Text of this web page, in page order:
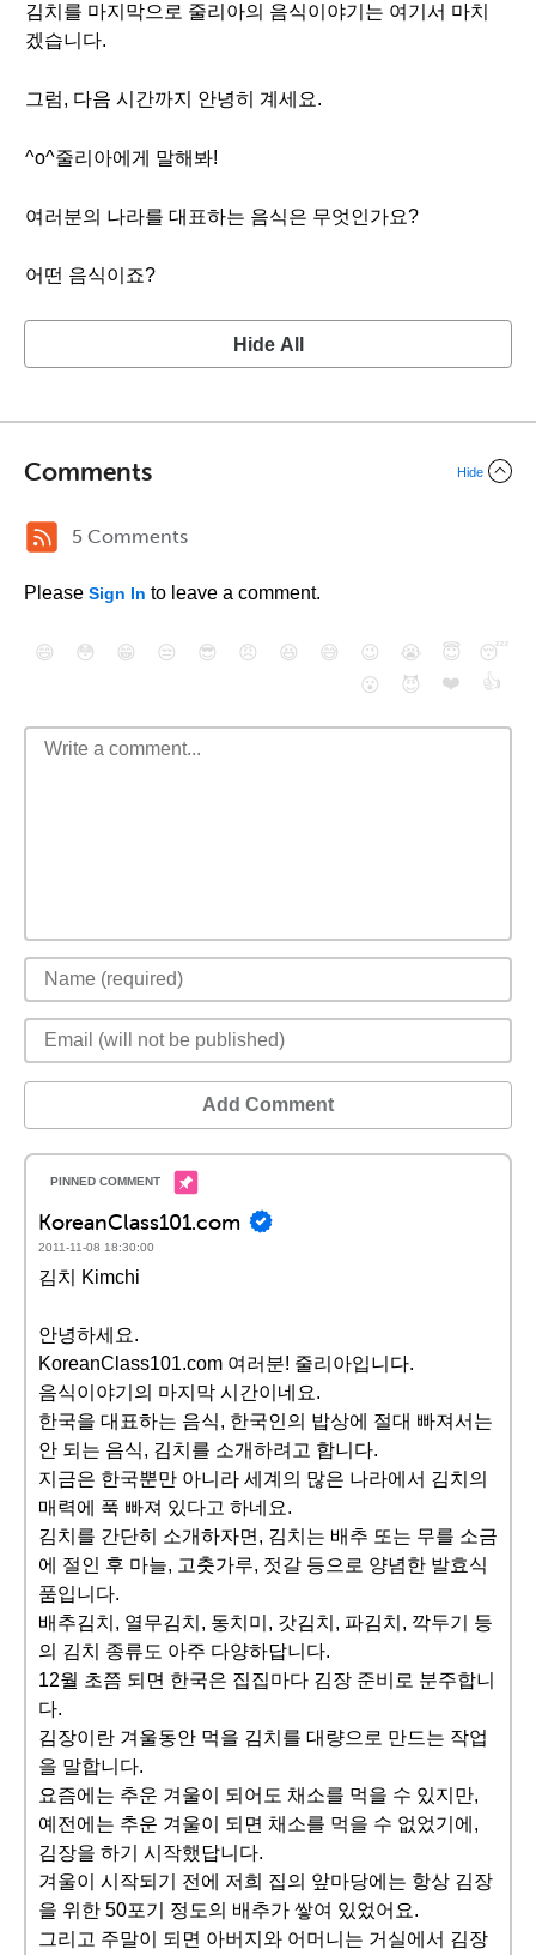
김치를 마지막으로 줄리아의 음식이야기는 여기서 마치
겠습니다.
그럼, 다음 시간까지 안녕히 계세요.
^o^줄리아에게 말해봐!
여러분의 나라를 대표하는 음식은 무엇인가요?
어떤 음식이죠?
Hide All
Comments Hide
5 Comments
Please Sign In to leave a comment.
😄 😳 😁 😒 😎 😠 😆 😅 😉 😭 😇
😴
😮
😈 ❤️ 👍
Add Comment
KoreanClass101.com
2011-11-08 18:30:00
김치 Kimchi
안녕하세요.
KoreanClass101.com 여러분! 줄리아입니다.
음식이야기의 마지막 시간이네요.
한국을 대표하는 음식, 한국인의 밥상에 절대 빠져서는
안 되는 음식, 김치를 소개하려고 합니다.
지금은 한국뿐만 아니라 세계의 많은 나라에서 김치의
매력에 푹 빠져 있다고 하네요.
김치를 간단히 소개하자면, 김치는 배추 또는 무를 소금
에 절인 후 마늘, 고춧가루, 젓갈 등으로 양념한 발효식
품입니다.
배추김치, 열무김치, 동치미, 갓김치, 파김치, 깍두기 등
의 김치 종류도 아주 다양하답니다.
12월 초쯤 되면 한국은 집집마다 김장 준비로 분주합니
다.
김장이란 겨울동안 먹을 김치를 대량으로 만드는 작업
을 말합니다.
요즘에는 추운 겨울이 되어도 채소를 먹을 수 있지만,
예전에는 추운 겨울이 되면 채소를 먹을 수 없었기에,
김장을 하기 시작했답니다.
겨울이 시작되기 전에 저희 집의 앞마당에는 항상 김장
을 위한 50포기 정도의 배추가 쌓여 있었어요.
그리고 주말이 되면 아버지와 어머니는 거실에서 김장